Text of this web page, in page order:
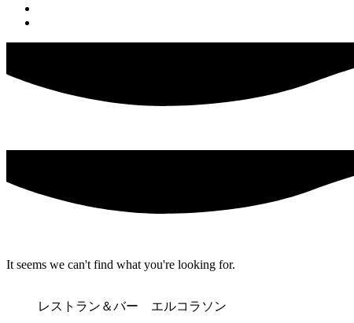
It seems we can't find what you're looking for.
レストラン＆バー エルコラソン